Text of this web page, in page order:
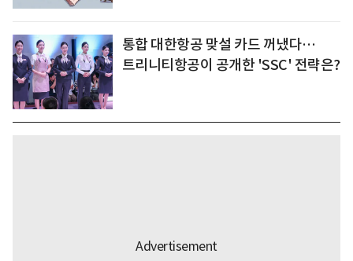
통합 대한항공 맞설 카드 꺼냈다…
트리니티항공이 공개한 'SSC' 전략은?